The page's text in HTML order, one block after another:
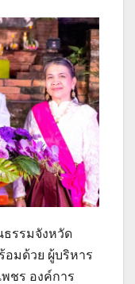
รรมจังหวัด
อมด้วย ผู้บริหาร
ชร องค์การ